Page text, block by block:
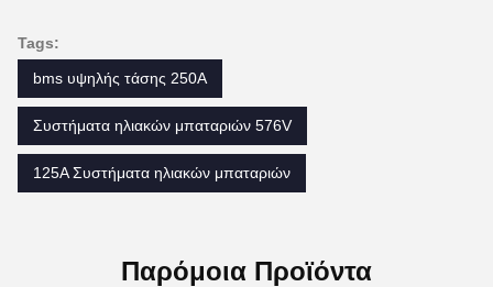
Tags:
bms υψηλής τάσης 250A
Συστήματα ηλιακών μπαταριών 576V
125A Συστήματα ηλιακών μπαταριών
Παρόμοια Προϊόντα